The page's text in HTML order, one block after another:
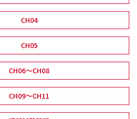
CH04
CH05
CH06～CH08
CH09～CH11